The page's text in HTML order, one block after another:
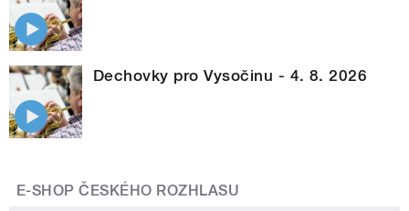
Dechovky pro Vysočinu - 4. 8. 2026
E-SHOP ČESKÉHO ROZHLASU